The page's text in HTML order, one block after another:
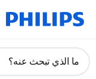
دعم
ما الذي تبحث عنه؟